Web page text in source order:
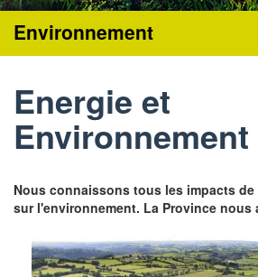
Environnement
Energie et
Environnement
Nous connaissons tous les impacts
sur l'environnement. La Province nous